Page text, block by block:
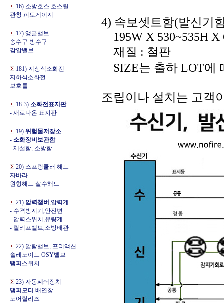
16) 소방호스 호스릴
관창 피토게이지
17) 앵글밸브
송수구 방수구
감압밸브
181) 지상식소화전
지하식소화전
보호틀
18-3) 소화전표지판
- 새로나온 표지판
19) 위험물저장소
- 소화장비보관함
- 제설함, 소방함
20) 스프링쿨러 해드
자바라
원형해드 살수해드
21) 압력챔버,압력계
- 수격방지기,안전변
- 압력스위치,유량계
- 릴리프밸브,소방배관
22) 알람밸브, 프리액션
솔레노이드 OSY밸브
탬퍼스위치
23) 자동폐쇄장치
댐퍼모터 배연창
도어릴리즈
4) 속보셋트함(발신기
195W X 530~535H X
재질 : 철판
SIZE는 출하 LOT에
조립이나 설치는 고객